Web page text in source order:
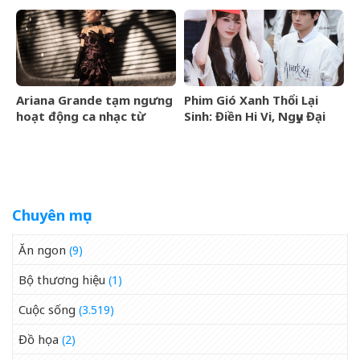
vào tháng 9/2026
Ariana Grande tạm ngưng
hoạt động ca nhạc từ
Phim Gió Xanh Thổi Lại
Sinh: Điền Hi Vi, Ngụy Đại
Chuyên mục
Ăn ngon (9)
Bộ thương hiệu (1)
Cuộc sống (3.519)
Đồ họa (2)